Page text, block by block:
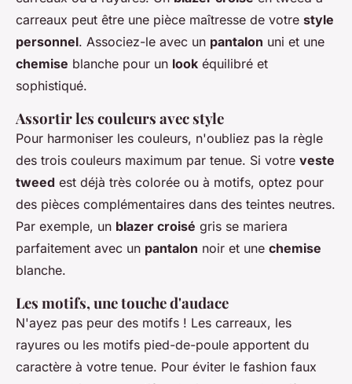
carreaux peut être une pièce maîtresse de votre style
personnel. Associez-le avec un pantalon uni et une
chemise blanche pour un look équilibré et
sophistiqué.
Assortir les couleurs avec style
Pour harmoniser les couleurs, n'oubliez pas la règle
des trois couleurs maximum par tenue. Si votre veste
tweed est déjà très colorée ou à motifs, optez pour
des pièces complémentaires dans des teintes neutres.
Par exemple, un blazer croisé gris se mariera
parfaitement avec un pantalon noir et une chemise
blanche.
Les motifs, une touche d'audace
N'ayez pas peur des motifs ! Les carreaux, les
rayures ou les motifs pied-de-poule apportent du
caractère à votre tenue. Pour éviter le fashion faux